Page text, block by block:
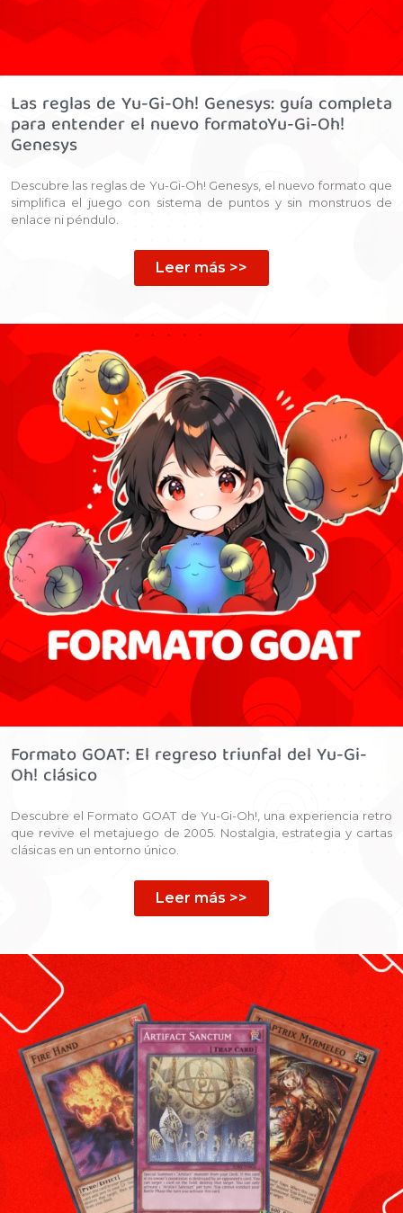
Las reglas de Yu-Gi-Oh! Genesys: guía completa
para entender el nuevo formatoYu-Gi-Oh!
Genesys
Descubre las reglas de Yu-Gi-Oh! Genesys, el nuevo formato que
simplifica el juego con sistema de puntos y sin monstruos de
enlace ni péndulo.
Leer más >>
Formato GOAT: El regreso triunfal del Yu-Gi-
Oh! clásico
Descubre el Formato GOAT de Yu-Gi-Oh!, una experiencia retro
que revive el metajuego de 2005. Nostalgia, estrategia y cartas
clásicas en un entorno único.
Leer más >>